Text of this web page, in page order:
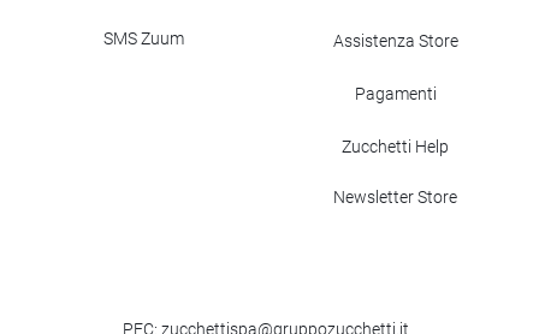
SMS Zuum Assistenza Store
Pagamenti
Zucchetti Help
Newsletter Store
PEC: zucchettispa@gruppozucchetti.it